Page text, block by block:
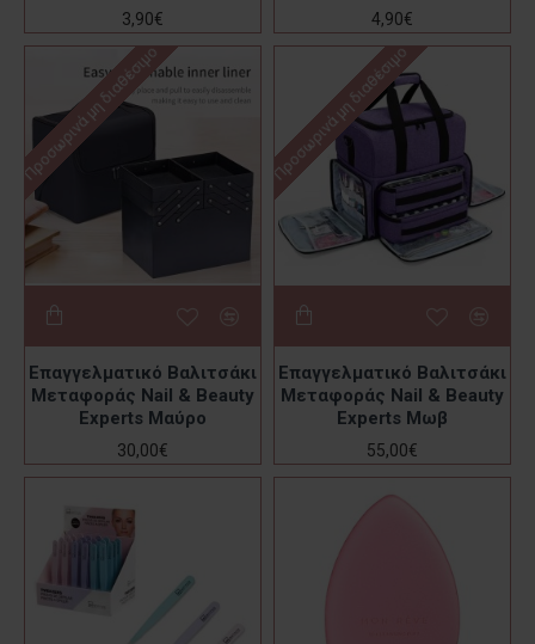
3,90€ 4,90€
Προσωρινά μη διαθέσιμο
Επαγγελματικό Βαλιτσάκι
Μεταφοράς Nail & Beauty
Experts Μαύρο
30,00€
Προσωρινά μη διαθέσιμο
Επαγγελματικό Βαλιτσάκι
Μεταφοράς Nail & Beauty
Experts Μωβ
55,00€